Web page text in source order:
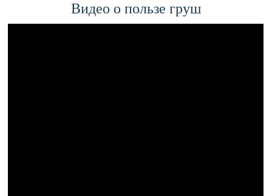
Видео о пользе груш